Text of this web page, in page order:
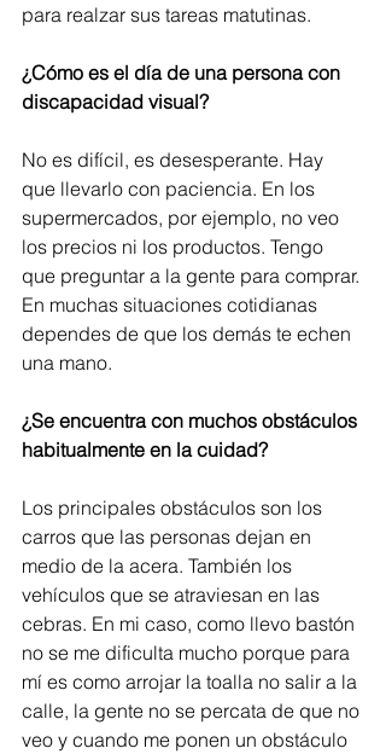
para realzar sus tareas matutinas.
¿Cómo es el día de una persona con
discapacidad visual?
No es difícil, es desesperante. Hay
que llevarlo con paciencia. En los
supermercados, por ejemplo, no veo
los precios ni los productos. Tengo
que preguntar a la gente para comprar.
En muchas situaciones cotidianas
dependes de que los demás te echen
una mano.
¿Se encuentra con muchos obstáculos
habitualmente en la cuidad?
Los principales obstáculos son los
carros que las personas dejan en
medio de la acera. También los
vehículos que se atraviesan en las
cebras. En mi caso, como llevo bastón
no se me dificulta mucho porque para
mí es como arrojar la toalla no salir a la
calle, la gente no se percata de que no
veo y cuando me ponen un obstáculo